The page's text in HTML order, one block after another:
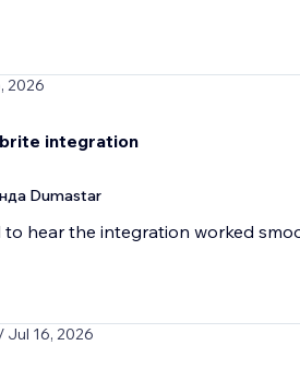
2026
integration
Dumastar
to hear the integration worked
Jul 16, 2026